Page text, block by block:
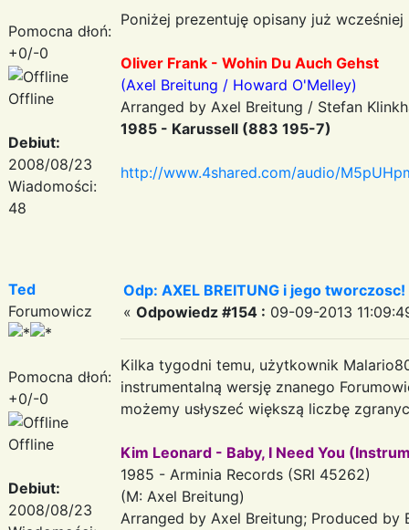
Pomocna dłoń:
+0/-0
Offline
Debiut:
2008/08/23
Wiadomości:
48
Poniżej prezentuję opisany już
Oliver Frank - Wohin Du Auch Gehst
(Axel Breitung / Howard O'Melley)
Arranged by Axel Breitung / Stefan
1985 - Karussell (883 195-7)
http://www.4shared.com/audio/
Ted
Forumowicz
Pomocna dłoń:
+0/-0
Offline
Debiut:
2008/08/23
Odp: AXEL BREITUNG i jego
« Odpowiedz #154 : 09-09-2013
Kilka tygodni temu, użytkownik
instrumentalną wersję znanego
możemy usłyszeć większą liczbę
Kim Leonard - Baby, I Need You
1985 - Arminia Records (SRI 45262)
(M: Axel Breitung)
Arranged by Axel Breitung; Produced by